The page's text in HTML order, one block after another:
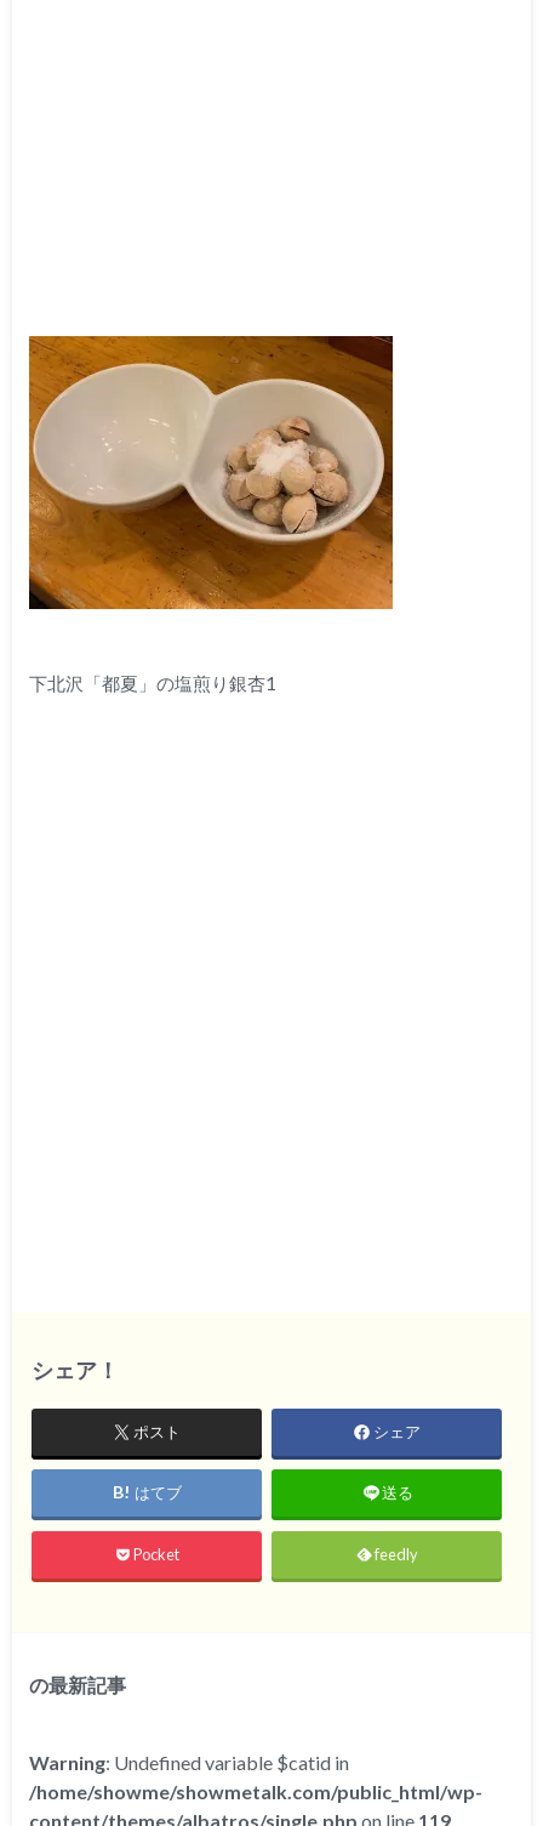
下北沢「都夏」の塩煎り銀杏1
シェア！
ポスト シェア
はてブ 送る
Pocket feedly
の最新記事
Warning: Undefined variable $catid in
/home/showme/showmetalk.com/public_html/wp-
content/themes/albatros/single.php on line 119